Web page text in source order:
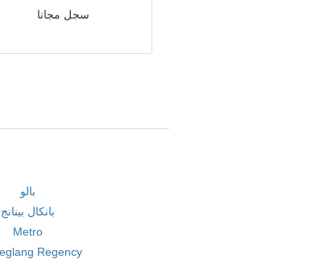
سجل مجانا
بالو
بانكال بينانج
Metro
Regency